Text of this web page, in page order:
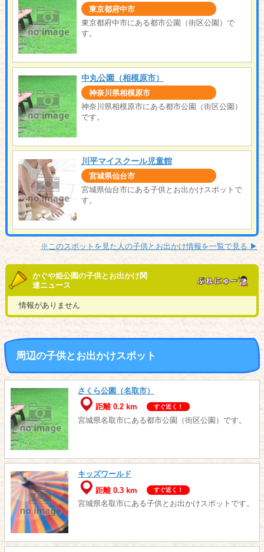
東京都府中市
東京都府中市にある都市公園（街区公園）で
す。
中丸公園（相模原市）
神奈川県相模原市
神奈川県相模原市にある都市公園（街区公園）
です。
川平マイスクール児童館
宮城県仙台市
宮城県仙台市にある子供とお出かけスポットで
す。
※このスポットを見た人の子供とお出かけ情報を一覧で見る ▶︎
かぐや姫公園の子供とお出かけ関
連ニュース
情報がありません
周辺の子供とお出かけスポット
さくら公園（名取市）
距離 0.2 km
すぐ近く！
宮城県名取市にある都市公園（街区公園）です。
キッズワールド
距離 0.3 km
すぐ近く！
宮城県名取市にある子供とお出かけスポットです。